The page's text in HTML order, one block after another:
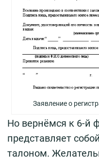
Заявление о
Но вернёмся к 6-й
представляет
талоном.